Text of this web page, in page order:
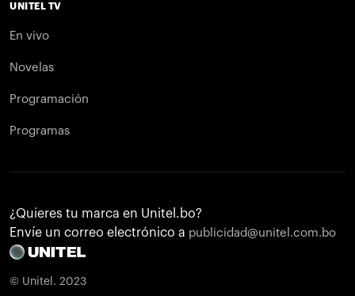
UNITEL TV
En vivo
Novelas
Programación
Programas
¿Quieres tu marca en Unitel.bo?
Envíe un correo electrónico a publicidad@unitel.com.bo
© Unitel. 2023